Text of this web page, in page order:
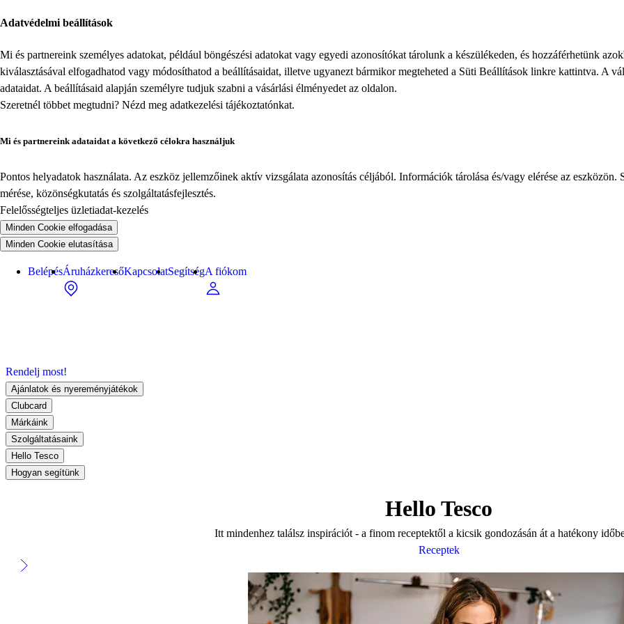
Adatvédelmi beállítások
Mi és partnereink személyes adatokat, például böngészési adatokat vagy egyedi azonosítókat tárolunk a készülékeden, és hozzáférhetünk
kiválasztásával elfogadhatod vagy módosíthatod a beállításaidat, illetve ugyanezt bármikor megteheted a Süti Beállítások linkre kattintva. A
adataidat. A beállításaid alapján személyre tudjuk szabni a vásárlási élményedet az oldalon.
Szeretnél többet megtudni? Nézd meg adatkezelési tájékoztatónkat.
Mi és partnereink adataidat a következő célokra használjuk
Pontos helyadatok használata. Az eszköz jellemzőinek aktív vizsgálata azonosítás céljából. Információk tárolása és/vagy elérése az eszközön.
mérése, közönségkutatás és szolgáltatásfejlesztés.
Felelősségteljes üzletiadat-kezelés
Minden Cookie elfogadása
Minden Cookie elutasítása
BelépésÁruházkeresőKapcsolatSegítségA fiókom
Rendelj most!
Ajánlatok és nyereményjátékok
Clubcard
Márkáink
Szolgáltatásaink
Hello Tesco
Hogyan segítünk
Hello Tesco
Itt mindenhez találsz inspirációt - a finom receptektől a kicsik gondozásán át a hatékony
Receptek